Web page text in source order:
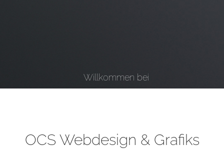
Willkommen bei
OCS Webdesign & Grafiks